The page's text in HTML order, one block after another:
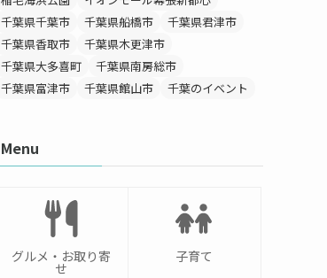
千葉県千葉市
千葉県船橋市
千葉県君津市
千葉県香取市
千葉県木更津市
千葉県大多喜町
千葉県南房総市
千葉県富津市
千葉県館山市 千葉のイベント
Menu
グルメ・お取り寄
せ
子育て